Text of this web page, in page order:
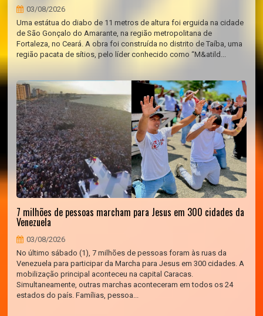
03/08/2026
Uma estátua do diabo de 11 metros de altura foi erguida na cidade
de São Gonçalo do Amarante, na região metropolitana de
Fortaleza, no Ceará. A obra foi construída no distrito de Taíba, uma
região pacata de sítios, pelo líder conhecido como “M&atild...
7 milhões de pessoas marcham para Jesus em 300 cidades da
Venezuela
03/08/2026
No último sábado (1), 7 milhões de pessoas foram às ruas da
Venezuela para participar da Marcha para Jesus em 300 cidades. A
mobilização principal aconteceu na capital Caracas.
Simultaneamente, outras marchas aconteceram em todos os 24
estados do país. Famílias, pessoa...